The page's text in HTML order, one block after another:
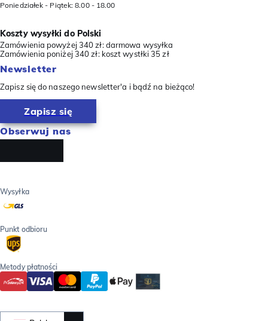
Poniedziałek - Piątek: 8.00 - 18.00
Koszty wysyłki do Polski
Zamówienia powyżej 340 zł: darmowa wysyłka
Zamówienia poniżej 340 zł: koszt wystłki 35 zł
Newsletter
Zapisz się do naszego newsletter'a i bądź na bieżąco!
Zapisz się
Obserwuj nas
Wysyłka
Punkt odbioru
Metody płatności